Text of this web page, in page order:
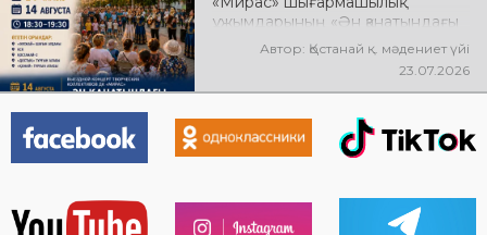
ұжымдарының «Ән қанатындағы
Қостанай» көшпелі концерті
өтеді! Баршаңызды мерекелік
Автор: Қостанай қ. мәдениет үйі
23.07.2026